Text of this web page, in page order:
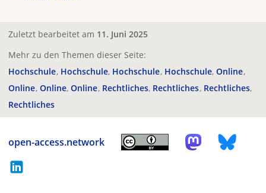
Zuletzt bearbeitet am 11. Juni 2025
Mehr zu den Themen dieser Seite:
Hochschule Hochschule Hochschule Hochschule Online
Online Online Online Rechtliches Rechtliches Rechtliches
Rechtliches
open-access.network